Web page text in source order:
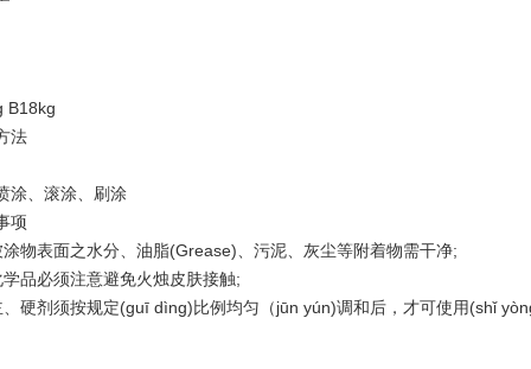
B18kg
法
涂、滚涂、刷涂
项
物表面之水分、油脂(Grease)、污泥、灰尘等附着物需干净;
品必须注意避免火烛皮肤接触;
、硬剂须按规定(guī dìng)比例均匀（jūn yún)调和后，才可使用(shǐ